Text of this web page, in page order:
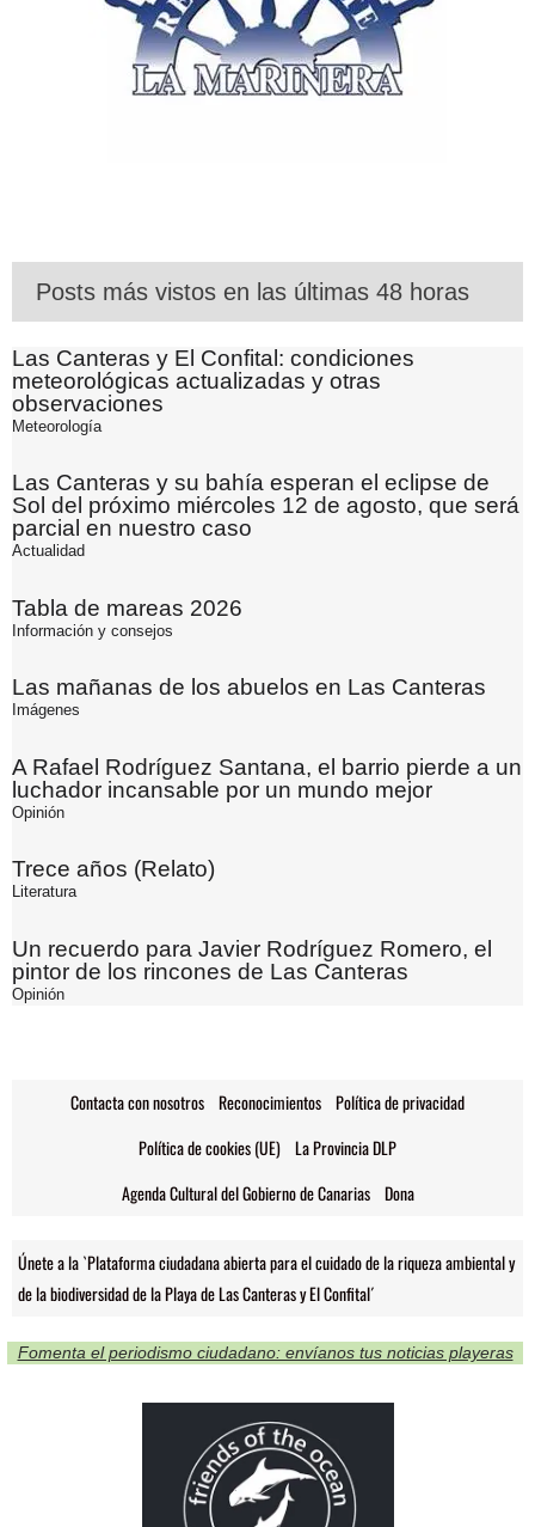
Posts más vistos en las últimas 48 horas
Las Canteras y El Confital: condiciones
meteorológicas actualizadas y otras
observaciones
Meteorología
Las Canteras y su bahía esperan el eclipse de
Sol del próximo miércoles 12 de agosto, que será
parcial en nuestro caso
Actualidad
Tabla de mareas 2026
Información y consejos
Las mañanas de los abuelos en Las Canteras
Imágenes
A Rafael Rodríguez Santana, el barrio pierde a un
luchador incansable por un mundo mejor
Opinión
Trece años (Relato)
Literatura
Un recuerdo para Javier Rodríguez Romero, el
pintor de los rincones de Las Canteras
Opinión
Contacta con nosotros Reconocimientos Política de privacidad
Política de cookies (UE) La Provincia DLP
Agenda Cultural del Gobierno de Canarias Dona
Únete a la `Plataforma ciudadana abierta para el cuidado de la riqueza ambiental y
de la biodiversidad de la Playa de Las Canteras y El Confital´
Fomenta el periodismo ciudadano: envíanos tus noticias playeras